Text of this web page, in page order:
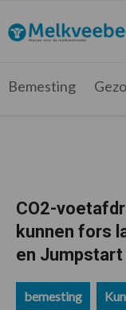
de
hoofdnavigatie
de
hoofd
de
eerste
de
voettekst
Melkveebedrijf.be
Nieuws
melkveehouder
Bemesting
CO2-
kunnen fors
en Jumpstart
bemesting